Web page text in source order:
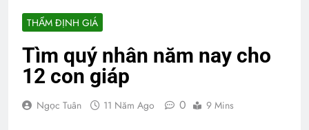
THẨM ĐỊNH GIÁ
Tìm quý nhân năm nay cho
12 con giáp
Ngọc Tuân 11 Năm Ago 0 9 Mins